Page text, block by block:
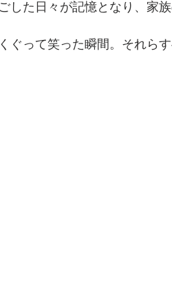
した日々が記憶となり、家
ぐって笑った瞬間。それら